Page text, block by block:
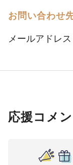
お問い合わせ
メールアドレス
応援コメ